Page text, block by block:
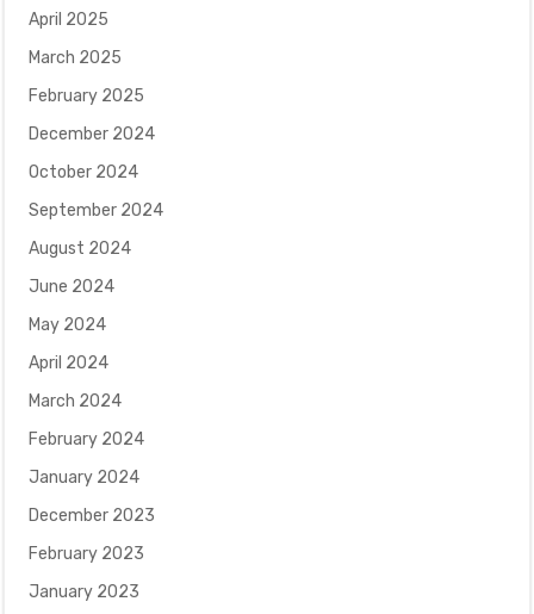
April 2025
March 2025
February 2025
December 2024
October 2024
September 2024
August 2024
June 2024
May 2024
April 2024
March 2024
February 2024
January 2024
December 2023
February 2023
January 2023